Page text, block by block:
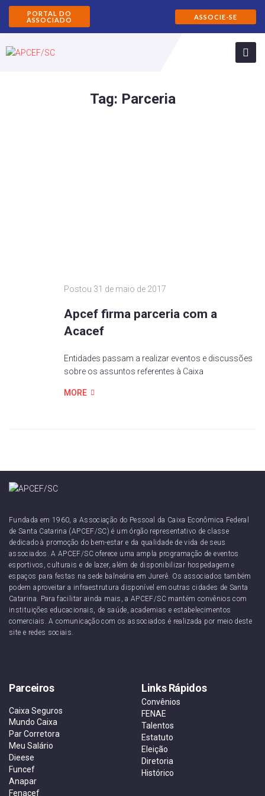
PORTAL DO
ASSOCIADO
ASSOCIE-SE
Tag: Parceria
Postou 31 de maio de 2017
Apcef firma parceria com a
Acacef
Entidades passam a realizar eventos e discussões
sobre os assuntos referentes à Caixa
MORE
Fundada em 1960, a Associação do Pessoal da Caixa Econômica Federal
de Santa Catarina (APCEF/SC) é um órgão representativo de classe
dedicado à promoção do bem-estar e da qualidade de vida de seus
associados. A APCEF/SC oferece uma ampla programação de eventos
esportivos, culturais e de lazer, além de disponibilizar hospedagem e
espaços para festas na sede balneária em Jurerê. Os associados também
podem aproveitar a infraestrutura disponível em outras cidades de Santa
Catarina. Para facilitar ainda mais, a APCEF/SC mantém convênios com
instituições educacionais, de saúde, academias e estabelecimentos
comerciais. A comunicação com os associados é realizada por meio deste
site e redes sociais.
Parceiros
Caixa Seguros
Mundo Caixa
Par Corretora
Meu Salário
Dieese
Funcef
Anapar
Fenacef
Links Rápidos
Convênios
FENAE
Talentos
Estatuto
Eleição
Diretoria
Histórico